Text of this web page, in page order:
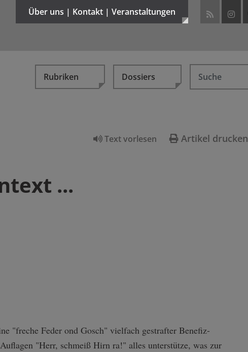
Über uns | Kontakt | Veranstaltungen
Rubriken Dossiers
Text vorlesen Artikel drucken
...
"freche Feder ond Gosch" vielfach gestrafter Benefiz-
"Herr, schmeiß Hirn ra!" alles unterstütze, was zur